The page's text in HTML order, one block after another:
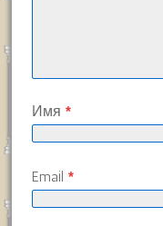
Имя *
Email *